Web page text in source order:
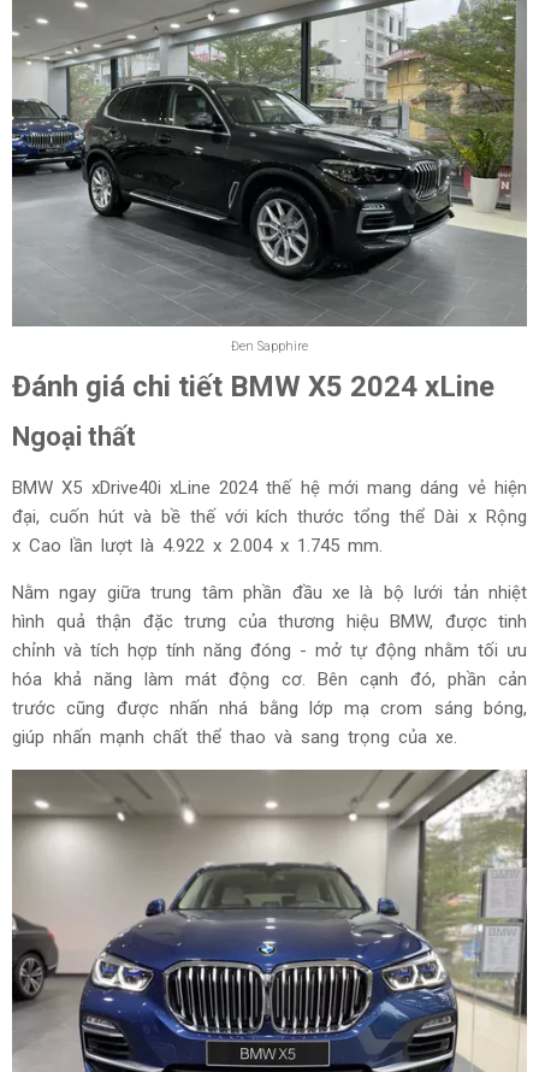
Đen Sapphire
Đánh giá chi tiết BMW X5 2024 xLine
Ngoại thất
BMW X5 xDrive40i xLine 2024 thế hệ mới mang dáng vẻ hiện
đại, cuốn hút và bề thế với kích thước tổng thể Dài x Rộng
x Cao lần lượt là 4.922 x 2.004 x 1.745 mm.
Nằm ngay giữa trung tâm phần đầu xe là bộ lưới tản nhiệt
hình quả thận đặc trưng của thương hiệu BMW, được tinh
chỉnh và tích hợp tính năng đóng - mở tự động nhằm tối ưu
hóa khả năng làm mát động cơ. Bên cạnh đó, phần cản
trước cũng được nhấn nhá bằng lớp mạ crom sáng bóng,
giúp nhấn mạnh chất thể thao và sang trọng của xe.